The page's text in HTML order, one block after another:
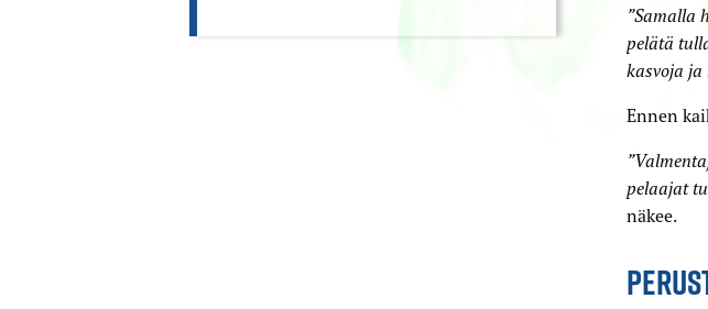
”Samalla
pelätä
kasvoja ja
Ennen
pelaajat
näkee.